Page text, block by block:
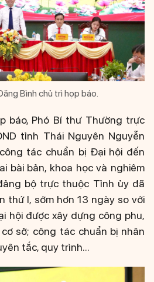
Bình chủ trì họp báo.
báo, Phó Bí thư Thường trực
tỉnh Thái Nguyên Nguyễn
tác chuẩn bị Đại hội đến
bài bản, khoa học và nghiêm
bộ trực thuộc Tỉnh ủy đã
thứ I, sớm hơn 13 ngày so với
hội được xây dựng công phu,
sở; công tác chuẩn bị nhân
tắc, quy trình...